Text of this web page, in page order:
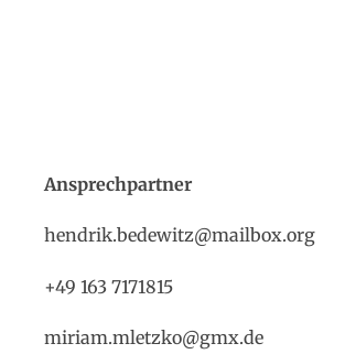
Ansprechpartner
hendrik.bedewitz@mailbox.org
+49 163 7171815
miriam.mletzko@gmx.de